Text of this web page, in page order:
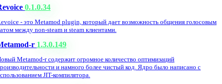
0.1.0.34
- это Metamod plugin, который дает возможность общения голосовым
между non-steam и steam клиентами.
r 1.3.0.149
Metamod-r содержит огромное количество оптимизаций
и намного более чистый код. Ядро было написано с
JIT-компилятора.